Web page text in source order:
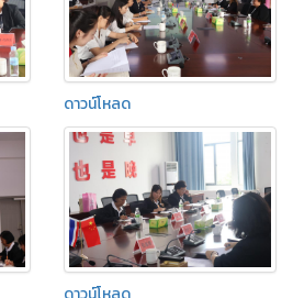
ดาวน์โหลด